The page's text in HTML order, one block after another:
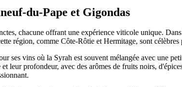
du-Pape et Gigondas
chacune offrant une expérience viticole unique.
région, comme Côte-Rôtie et Hermitage, sont
ses vins où la Syrah est souvent mélangée avec une
leur profondeur, avec des arômes de fruits noirs,